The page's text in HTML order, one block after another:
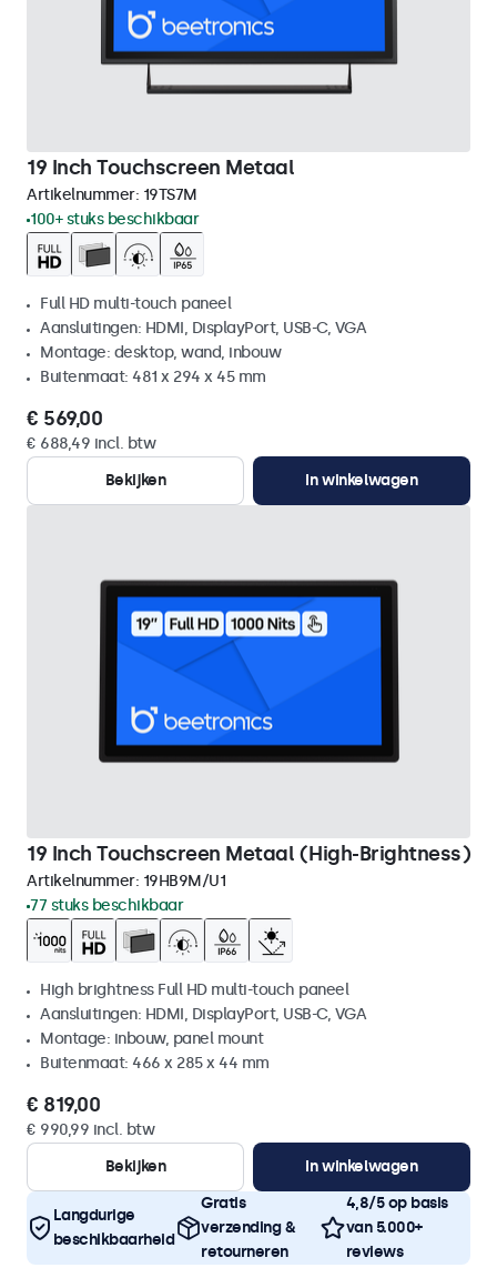
19 Inch Touchscreen Metaal
Artikelnummer: 19TS7M
100+ stuks beschikbaar
Full HD multi-touch paneel
Aansluitingen: HDMI, DisplayPort, USB-C, VGA
Montage: desktop, wand, inbouw
Buitenmaat: 481 x 294 x 45 mm
€ 569,00
€ 688,49 incl. btw
Bekijken
In winkelwagen
19 Inch Touchscreen Metaal (High-Brightness)
Artikelnummer: 19HB9M/U1
77 stuks beschikbaar
High brightness Full HD multi-touch paneel
Aansluitingen: HDMI, DisplayPort, USB-C, VGA
Montage: inbouw, panel mount
Buitenmaat: 466 x 285 x 44 mm
€ 819,00
€ 990,99 incl. btw
Bekijken
In winkelwagen
Langdurige
beschikbaarheid
Gratis
verzending &
retourneren
4,8/5 op basis
van 5.000+
reviews